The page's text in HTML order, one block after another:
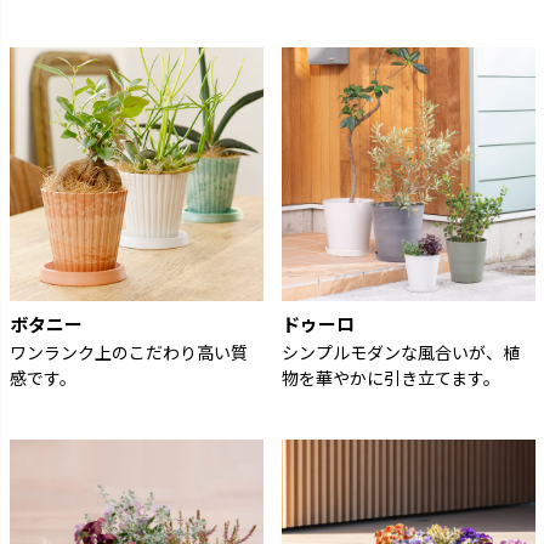
ボタニー
ワンランク上のこだわり高い質
感です。
ドゥーロ
シンプルモダンな風合いが、植
物を華やかに引き立てます。